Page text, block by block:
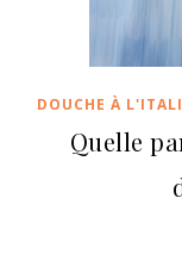
DOUCHE À
Quelle